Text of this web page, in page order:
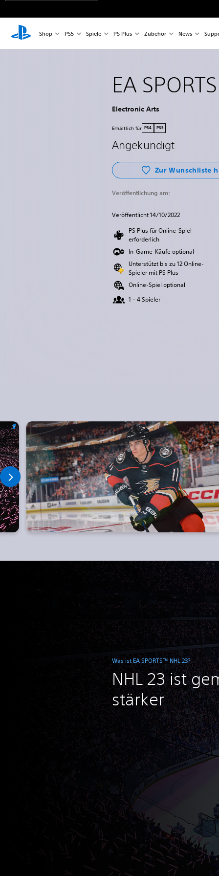
Shop PS5 Spiele PS Plus Zubehör News
EA
Electronic Arts
Erhältlich für PS4 PS5
Angekündigt
Zur Wunschliste
Veröffentlichung am:
Veröffentlicht 14/10/2022
PS Plus für Online-Spiel
erforderlich
In-Game-Käufe optional
Unterstützt bis zu 12 Online-
Spieler mit PS Plus
Online-Spiel optional
1 – 4 Spieler
Was ist EA SPORTS™ NHL 23?
NHL 23 ist
stärker